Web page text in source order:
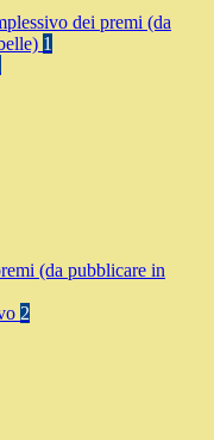
dei premi (da
1
(da pubblicare in
2